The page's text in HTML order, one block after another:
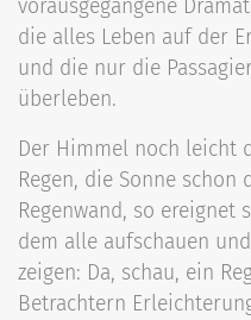
vorausgegangene
die alles Leben auf der
und die nur die
überleben.
Der Himmel noch leicht
Regen, die Sonne
Regenwand, so ereignet
dem alle aufschauen
zeigen: Da, schau, ein
Betrachtern